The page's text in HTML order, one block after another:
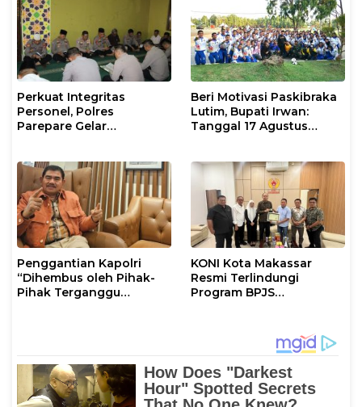
Perkuat Integritas
Personel, Polres
Parepare Gelar
Beri Motivasi Paskibraka
Lutim, Bupati Irwan:
Tanggal 17 Agustus
Penggantian Kapolri
“Dihembus oleh Pihak-
Pihak Terganggu
KONI Kota Makassar
Resmi Terlindungi
Program BPJS